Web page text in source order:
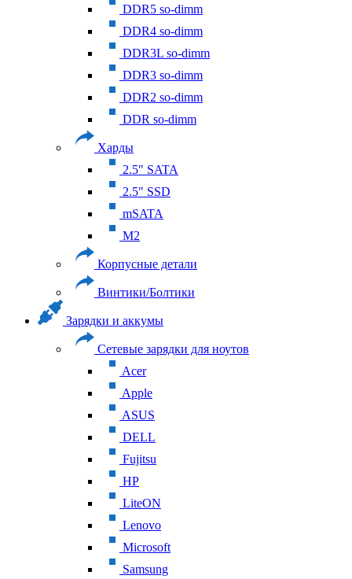
DDR5 so-dimm
DDR4 so-dimm
DDR3L so-dimm
DDR3 so-dimm
DDR2 so-dimm
DDR so-dimm
Харды
2.5" SATA
2.5" SSD
mSATA
M2
Корпусные детали
Винтики/Болтики
Зарядки и аккумы
Сетевые зарядки для ноутов
Acer
Apple
ASUS
DELL
Fujitsu
HP
LiteON
Lenovo
Microsoft
Samsung